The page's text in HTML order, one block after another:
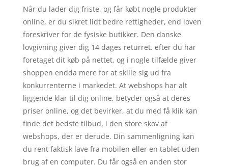
Når du lader dig friste, og får købt nogle produkter
online, er du sikret lidt bedre rettigheder, end loven
foreskriver for de fysiske butikker. Den danske
lovgivning giver dig 14 dages returret. efter du har
foretaget dit køb på nettet, og i nogle tilfælde giver
shoppen endda mere for at skille sig ud fra
konkurrenterne i markedet. At webshops har alt
liggende klar til dig online, betyder også at deres
priser online, og det bevirker, at du med få klik kan
finde det bedste tilbud, i den store skov af
webshops, der er derude. Din sammenligning kan
du rent faktisk lave fra mobilen eller en tablet uden
brug af en computer. Du får også en anden stor